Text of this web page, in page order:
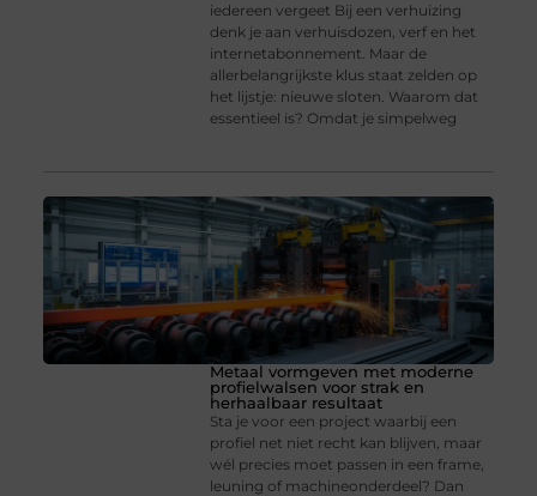
iedereen vergeet Bij een verhuizing
denk je aan verhuisdozen, verf en het
internetabonnement. Maar de
allerbelangrijkste klus staat zelden op
het lijstje: nieuwe sloten. Waarom dat
essentieel is? Omdat je simpelweg
Metaal vormgeven met moderne
profielwalsen voor strak en
herhaalbaar resultaat
Sta je voor een project waarbij een
profiel net niet recht kan blijven, maar
wél precies moet passen in een frame,
leuning of machineonderdeel? Dan